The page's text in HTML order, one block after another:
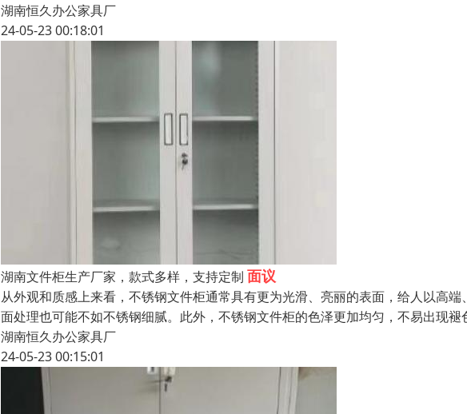
湖南恒久办公家具厂
24-05-23 00:18:01
湖南文件柜生产厂家，款式多样，支持定制 面议
从外观和质感上来看，不锈钢文件柜通常具有更为光滑、亮丽的表面，给人以高
面处理也可能不如不锈钢细腻。此外，不锈钢文件柜的色泽更加均匀，不易出现
湖南恒久办公家具厂
24-05-23 00:15:01